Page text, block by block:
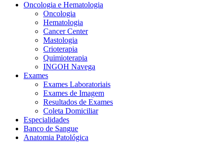
Oncologia e Hematologia
Oncologia
Hematologia
Cancer Center
Mastologia
Crioterapia
Quimioterapia
INGOH Navega
Exames
Exames Laboratoriais
Exames de Imagem
Resultados de Exames
Coleta Domiciliar
Especialidades
Banco de Sangue
Anatomia Patológica